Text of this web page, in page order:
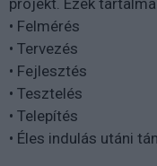
projekt. Ezek
• Felmérés
• Tervezés
• Fejlesztés
• Tesztelés
• Telepítés
• Éles indulás utáni